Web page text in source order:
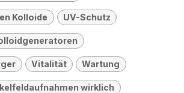
Kolloide UV-Schutz
Vitalität Wartung
wirklich